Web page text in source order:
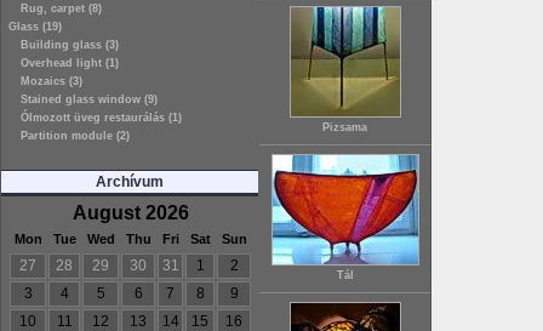
Rug, carpet (8)
Glass (19)
Building glass (3)
Overhead light (1)
Mozaics (3)
Stained glass window (9)
Ólmozott üveg restaurálás (1)
Partition module (2)
Archívum
August 2026
Mon Tue Wed Thu Fri Sat Sun
27 28 29 30 31 1
2
3
4 5 6 7 8
9
10
11 12 13 14 15
16
Pizsama
Tál